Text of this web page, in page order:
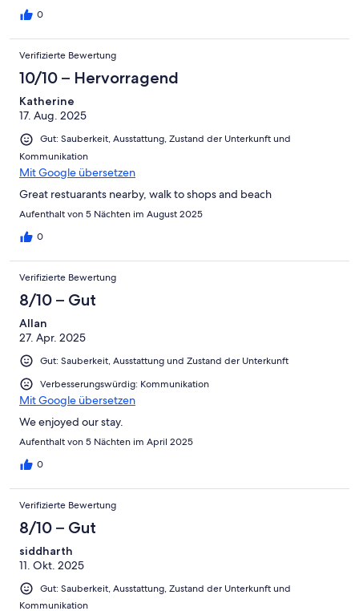
0
Verifizierte Bewertung
10/10 – Hervorragend
Katherine
17. Aug. 2025
Gut: Sauberkeit, Ausstattung, Zustand der Unterkunft und
Kommunikation
Mit Google übersetzen
Great restuarants nearby, walk to shops and beach
Aufenthalt von 5 Nächten im August 2025
0
Verifizierte Bewertung
8/10 – Gut
Allan
27. Apr. 2025
Gut: Sauberkeit, Ausstattung und Zustand der Unterkunft
Verbesserungswürdig: Kommunikation
Mit Google übersetzen
We enjoyed our stay.
Aufenthalt von 5 Nächten im April 2025
0
Verifizierte Bewertung
8/10 – Gut
siddharth
11. Okt. 2025
Gut: Sauberkeit, Ausstattung, Zustand der Unterkunft und
Kommunikation